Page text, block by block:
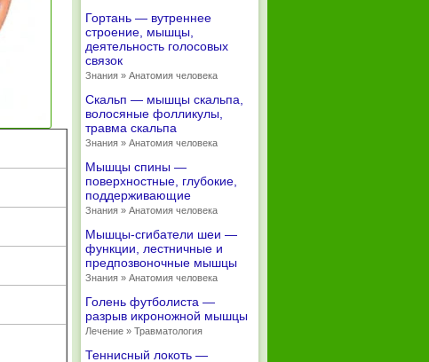
Гортань — вутреннее
строение, мышцы,
деятельность голосовых
связок
Знания » Анатомия человека
Скальп — мышцы скальпа,
волосяные фолликулы,
травма скальпа
Знания » Анатомия человека
Мышцы спины —
поверхностные, глубокие,
поддерживающие
Знания » Анатомия человека
Мышцы-сгибатели шеи —
функции, лестничные и
предпозвоночные мышцы
Знания » Анатомия человека
Голень футболиста —
разрыв икроножной мышцы
Лечение » Травматология
Теннисный локоть —